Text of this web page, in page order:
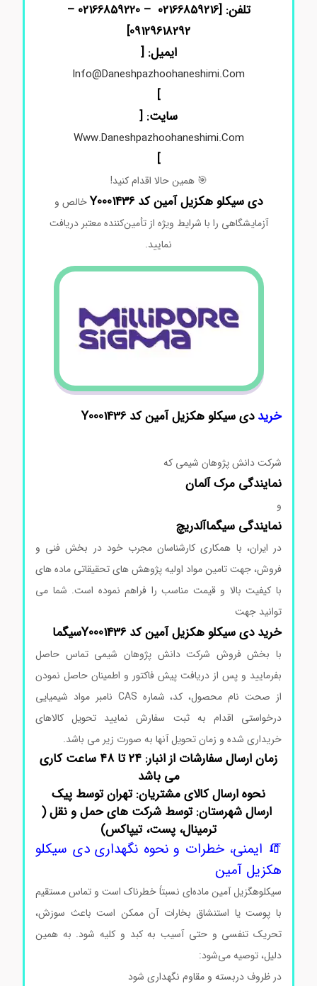
تلفن: [02166859216 – 02166859220 –
09129618292
]
ایمیل: [
Info@daneshpazhoohaneshimi.com
سایت: [
Www.daneshpazhoohaneshimi.com
همینحالااقدامکنید!
دی سیکلو هکزیل آمین کد Y0001436 خالصو
آزمایشگاهیراباشرایطویژهازتأمین‌کنندهمعتبردریافت
نمایید.
خریددی سیکلو هکزیل آمین کد Y0001436
شرکت دانش پژوهان شیمی که
نمایندگیمرکآلمان
نمایندگیسیگماآلدریچ
در ایران، با همکاری کارشناسان مجرب خود در بخش فنی و
فروش، جهت تامین مواد اولیه پژوهش های تحقیقاتی ماده های
با کیفیت بالا و قیمت مناسب را فراهم نموده است. شما می
توانید جهت
خرید دی سیکلو هکزیل آمین کد Y0001436سیگما
با بخش فروش شرکت دانش پژوهان شیمی تماس حاصل
بفرمایید و پس از دریافت پیش فاکتور و اطمینان حاصل نمودن
از صحت نام محصول، کد، شماره CAS نامبر مواد شیمیایی
درخواستی اقدام به ثبت سفارش نمایید تحویل کالاهای
خریداری شده و زمان تحویل آنها به صورت زیر می باشد.
زمان ارسال سفارشات از انبار: ۲۴ تا ۴۸ ساعت کاری
می باشد
نحوه ارسال کالای مشتریان: تهران توسط پیک
ارسال شهرستان: توسط شرکت های حمل و نقل (
ترمینال، پست، تیپاکس)
🧯 ایمنی، خطرات و نحوه نگهداری دی سیکلو
هکزیل آمین
سیکلوهگزیل آمین ماده‌ای نسبتاً خطرناک است و تماس مستقیم
با پوست یا استنشاق بخارات آن ممکن است باعث سوزش،
تحریک تنفسی و حتی آسیب به کبد و کلیه شود. به همین
دلیل، توصیه می‌شود:
در ظروف دربسته و مقاوم نگهداری شود